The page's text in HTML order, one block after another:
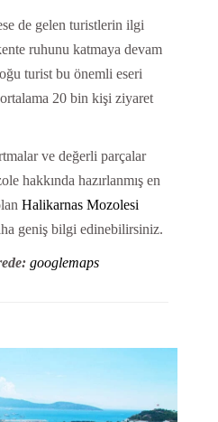
de gelen turistlerin ilgi
ruhunu katmaya devam
turist bu önemli eseri
20 bin kişi ziyaret
ve değerli parçalar
hakkında hazırlanmış en
Halikarnas Mozolesi
geniş bilgi edinebilirsiniz.
googlemaps